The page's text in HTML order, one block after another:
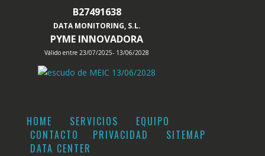
B27491638
DATA MONITORING, S.L.
PYME INNOVADORA
Válido entre 23/07/2025- 13/06/2028
HOME SERVICIOS
EQUIPO
CONTACTO
PRIVACIDAD
SITEMAP
DATA CENTER